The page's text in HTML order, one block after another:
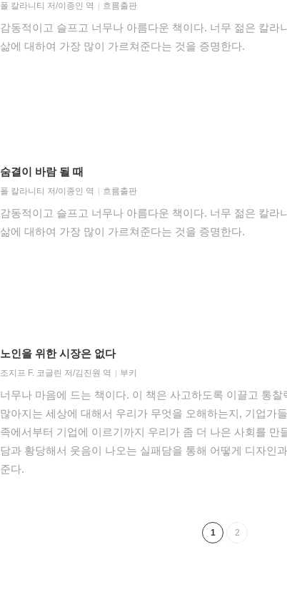
폴 칼라니티 저/이종인 역 흐름출판
감동적이고 슬프고 너무나 아름다운 책이다. 너무 젊은 칼
삶에 대하여 가장 많이 가르쳐준다는 것을 증명한다.
숨결이 바람 될 때
폴 칼라니티 저/이종인 역 흐름출판
감동적이고 슬프고 너무나 아름다운 책이다. 너무 젊은 칼
삶에 대하여 가장 많이 가르쳐준다는 것을 증명한다.
노인을 위한 시장은 없다
조지프 F. 코글린 저/김진원 역 부키
너무나 마음에 드는 책이다. 이 책은 사고하도록 이끌고 통
많아지는 세상에 대해서 우리가 무엇을 오해하는지, 기업가
족에서부터 기업에 이르기까지 우리가 좀 더 나은 사회를
담과 황당해서 웃음이 나오는 실패담을 통해 어떻게 디자인
준다.
1 2